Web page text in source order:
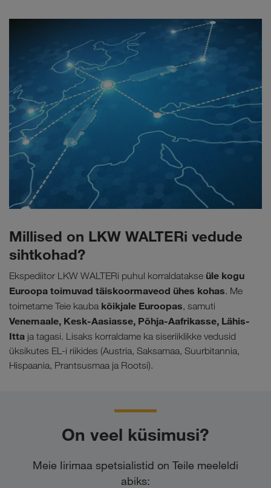
Millised on LKW WALTERi vedude
sihtkohad?
Ekspediitor LKW WALTERi puhul korraldatakse üle kogu
Euroopa toimuvad täiskoormaveod ühes kohas. Me
toimetame Teie kauba kõikjale Euroopas, samuti
Venemaale, Kesk-Aasiasse, Põhja-Aafrikasse, Lähis-
Itta ja tagasi. Lisaks korraldame ka siseriiklikke vedusid
üksikutes EL-i riikides (Austria, Saksamaa, Suurbitannia,
Hispaania, Prantsusmaa ja Rootsi).
On veel küsimusi?
Meie Iirimaa spetsialistid on Teile meeleldi
abiks: